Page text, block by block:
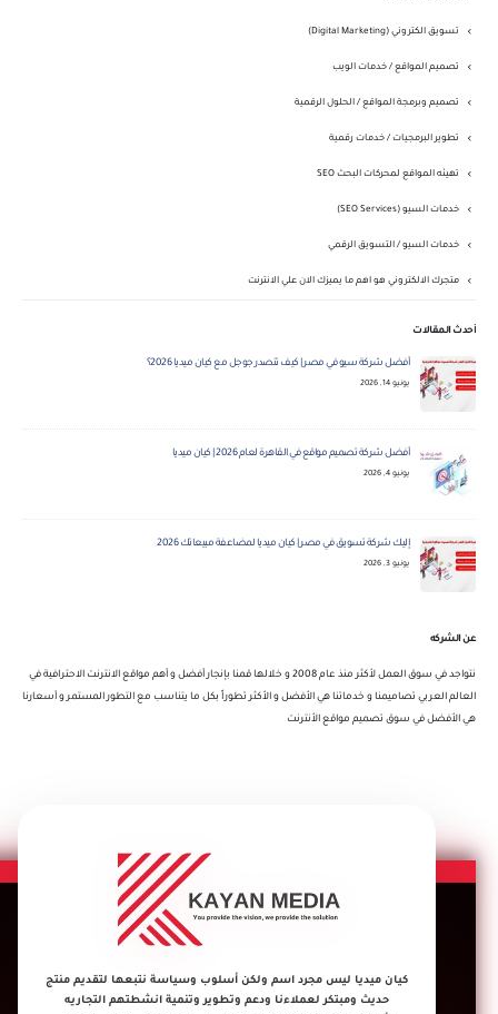
تسويق الكتروني (Digital Marketing)
تصميم المواقع / خدمات الويب
تصميم وبرمجة المواقع / الحلول الرقمية
تطوير البرمجيات / خدمات رقمية
تهيئه المواقع لمحركات البحث SEO
خدمات السيو (SEO Services)
خدمات السيو / التسويق الرقمي
متجرك الالكتروني هو اهم ما يميزك الان علي الانترنت
أحدث المقالات
أفضل شركة سيو في مصر | كيف تتصدر جوجل مع كيان ميديا 2026؟
يونيو 14, 2026
أفضل شركة تصميم مواقع في القاهرة لعام 2026 | كيان ميديا
يونيو 4, 2026
إليك شركة تسويق في مصر | كيان ميديا لمضاعفة مبيعاتك 2026
يونيو 3, 2026
عن الشركه
نتواجد في سوق العمل لأكثر منذ عام 2008 و خلالها قمنا بإنجار أفضل و أهم مواقع الانترنت الاحترافية في
العالم العربي تصاميمنا و خدماتنا هي الأفضل و الأكثر تطوراً بكل ما يتناسب مع التطور المستمر و أسعارنا
هي الأفضل في سوق تصميم مواقع الأنترنت
كيان ميديا ليس مجرد اسم ولكن أسلوب وسياسة نتبعها لتقديم منتج
حديث ومبتكر لعملاءنا ودعم وتطوير وتنمية انشطتهم التجاريه